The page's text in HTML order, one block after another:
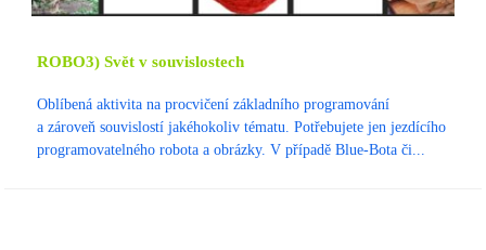
ROBO3) Svět v souvislostech
Oblíbená aktivita na procvičení základního programování
a zároveň souvislostí jakéhokoliv tématu. Potřebujete jen jezdícího
programovatelného robota a obrázky. V případě Blue-Bota či...